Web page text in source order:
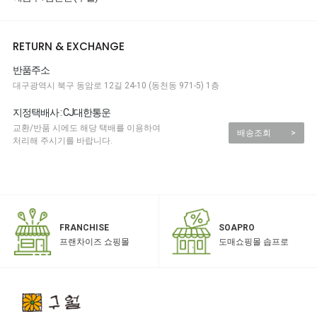
RETURN & EXCHANGE
반품주소
대구광역시 북구 동암로 12길 24-10 (동천동 971-5) 1층
지정택배사 : CJ대한통운
교환/반품 시에도 해당 택배를 이용하여
처리해 주시기를 바랍니다.
배송조회 >
FRANCHISE
프랜차이즈 쇼핑몰
SOAPRO
도매쇼핑몰 솝프로